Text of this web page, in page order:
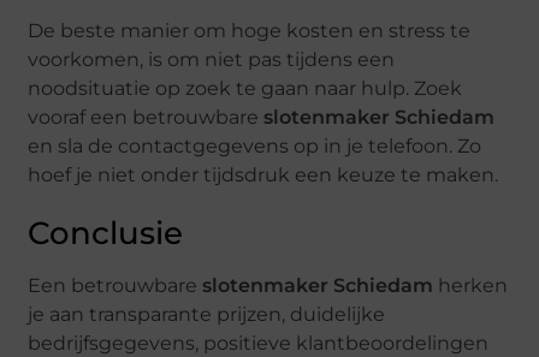
De beste manier om hoge kosten en stress te
voorkomen, is om niet pas tijdens een
noodsituatie op zoek te gaan naar hulp. Zoek
vooraf een betrouwbare slotenmaker Schiedam
en sla de contactgegevens op in je telefoon. Zo
hoef je niet onder tijdsdruk een keuze te maken.
Conclusie
Een betrouwbare slotenmaker Schiedam herken
je aan transparante prijzen, duidelijke
bedrijfsgegevens, positieve klantbeoordelingen